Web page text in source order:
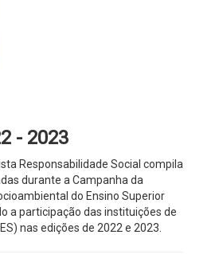
- 2023
Responsabilidade Social compila
durante a Campanha da
do Ensino Superior
a participação das instituições de
nas edições de 2022 e 2023.